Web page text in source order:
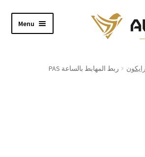
Menu
ربط المهابط بالساعة PAS